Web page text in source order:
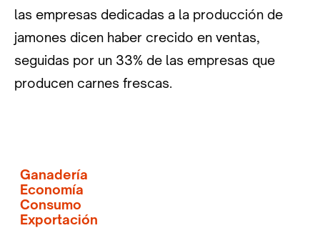
las empresas dedicadas a la producción de
jamones dicen haber crecido en ventas,
seguidas por un 33% de las empresas que
producen carnes frescas.
Ganadería
Economía
Consumo
Exportación